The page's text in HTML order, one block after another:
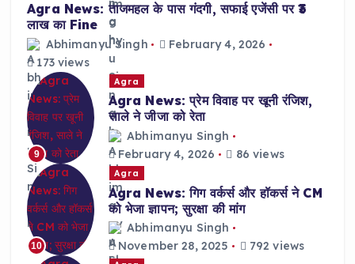
Agra News: ताजमहल के पास गंदगी, सफाई एजेंसी पर ₹3
लाख का Fine
Abhimanyu Singh
February 4, 2026
173 views
9
Agra
Agra News: प्रेम विवाह पर खूनी रंजिश,
साले ने जीजा को रेता
Abhimanyu Singh
February 4, 2026
86 views
10
Agra
Agra News: गिग वर्कर्स और हॉकर्स ने CM
को भेजा ज्ञापन; सुरक्षा की मांग
Abhimanyu Singh
November 28, 2025
792 views